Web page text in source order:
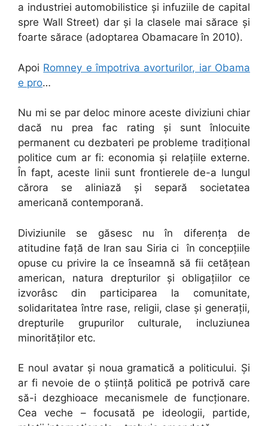
a industriei automobilistice și infuziile de capital
spre Wall Street) dar și la clasele mai sărace și
foarte sărace (adoptarea Obamacare în 2010).
Apoi Romney e împotriva avorturilor, iar Obama
e pro…
Nu mi se par deloc minore aceste diviziuni chiar
dacă nu prea fac rating și sunt înlocuite
permanent cu dezbateri pe probleme tradițional
politice cum ar fi: economia și relațiile externe.
În fapt, aceste linii sunt frontierele de-a lungul
cărora se aliniază și separă societatea
americană contemporană.
Diviziunile se găsesc nu în diferența de
atitudine față de Iran sau Siria ci în concepțiile
opuse cu privire la ce înseamnă să fii cetățean
american, natura drepturilor și obligațiilor ce
izvorâsc din participarea la comunitate,
solidaritatea între rase, religii, clase și generații,
drepturile grupurilor culturale, incluziunea
minorităților etc.
E noul avatar și noua gramatică a politicului. Și
ar fi nevoie de o știință politică pe potrivă care
să-i dezghioace mecanismele de funcționare.
Cea veche – focusată pe ideologii, partide,